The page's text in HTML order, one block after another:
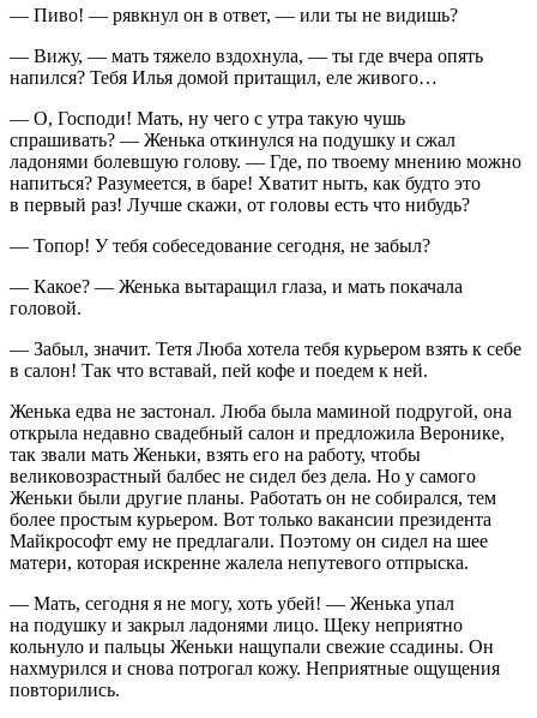
— Пиво! — рявкнул он в ответ, — или ты не видишь?
— Вижу, — мать тяжело вздохнула, — ты где вчера опять
напился? Тебя Илья домой притащил, еле живого…
— О, Господи! Мать, ну чего с утра такую чушь
спрашивать? — Женька откинулся на подушку и сжал
ладонями болевшую голову. — Где, по твоему мнению можно
напиться? Разумеется, в баре! Хватит ныть, как будто это
в первый раз! Лучше скажи, от головы есть что нибудь?
— Топор! У тебя собеседование сегодня, не забыл?
— Какое? — Женька вытаращил глаза, и мать покачала
головой.
— Забыл, значит. Тетя Люба хотела тебя курьером взять к себе
в салон! Так что вставай, пей кофе и поедем к ней.
Женька едва не застонал. Люба была маминой подругой, она
открыла недавно свадебный салон и предложила Веронике,
так звали мать Женьки, взять его на работу, чтобы
великовозрастный балбес не сидел без дела. Но у самого
Женьки были другие планы. Работать он не собирался, тем
более простым курьером. Вот только вакансии президента
Майкрософт ему не предлагали. Поэтому он сидел на шее
матери, которая искренне жалела непутевого отпрыска.
— Мать, сегодня я не могу, хоть убей! — Женька упал
на подушку и закрыл ладонями лицо. Щеку неприятно
кольнуло и пальцы Женьки нащупали свежие ссадины. Он
нахмурился и снова потрогал кожу. Неприятные ощущения
повторились.